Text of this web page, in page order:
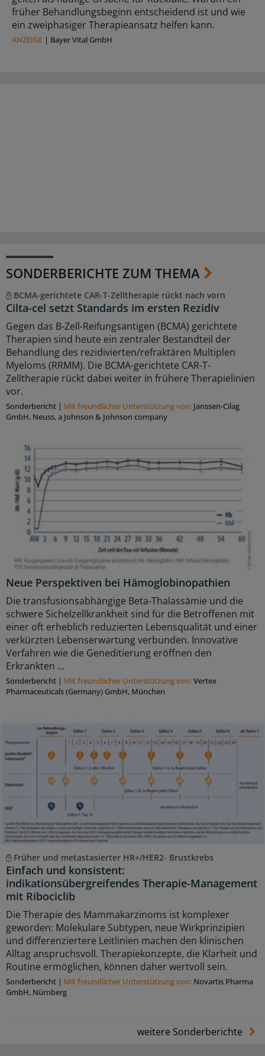
früher Behandlungsbeginn entscheidend ist und wie
ein zweiphasiger Therapieansatz helfen kann.
ANZEIGE | Bayer Vital GmbH
SONDERBERICHTE ZUM THEMA
BCMA-gerichtete CAR-T-Zelltherapie rückt nach vorn
Cilta-cel setzt Standards im ersten Rezidiv
Gegen das B-Zell-Reifungsantigen (BCMA) gerichtete
Therapien sind heute ein zentraler Bestandteil der
Behandlung des rezidivierten/refraktären Multiplen
Myeloms (RRMM). Die BCMA-gerichtete CAR-T-
Zelltherapie rückt dabei weiter in frühere Therapielinien
vor.
Sonderbericht | Mit freundlicher Unterstützung von: Janssen-Cilag
GmbH, Neuss, a Johnson & Johnson company
Neue Perspektiven bei Hämoglobinopathien
Die transfusionsabhängige Beta-Thalassämie und die
schwere Sichelzellkrankheit sind für die Betroffenen mit
einer oft erheblich reduzierten Lebensqualität und einer
verkürzten Lebenserwartung verbunden. Innovative
Verfahren wie die Geneditierung eröffnen den
Erkrankten ...
Sonderbericht | Mit freundlicher Unterstützung von:Vertex
Pharmaceuticals (Germany) GmbH, München
Früher und metastasierter HR+/HER2- Brustkrebs
Einfach und konsistent:
indikationsübergreifendes Therapie-Management
mit Ribociclib
Die Therapie des Mammakarzinoms ist komplexer
geworden: Molekulare Subtypen, neue Wirkprinzipien
und differenziertere Leitlinien machen den klinischen
Alltag anspruchsvoll. Therapiekonzepte, die Klarheit und
Routine ermöglichen, können daher wertvoll sein.
Sonderbericht | Mit freundlicher Unterstützung von: Novartis Pharma
GmbH, Nürnberg
weitere Sonderberichte